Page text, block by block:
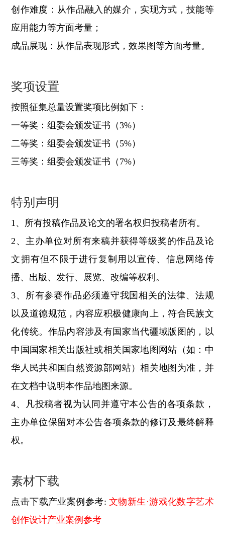
创作难度：从作品融入的媒介，实现方式，技能等
应用能力等方面考量；
成品展现：从作品表现形式，效果图等方面考量。
奖项设置
按照征集总量设置奖项比例如下：
一等奖：组委会颁发证书（3%）
二等奖：组委会颁发证书（5%）
三等奖：组委会颁发证书（7%）
特别声明
1、所有投稿作品及论文的署名权归投稿者所有。
2、主办单位对所有来稿并获得等级奖的作品及论
文拥有但不限于进行复制用以宣传、信息网络传
播、出版、发行、展览、改编等权利。
3、所有参赛作品必须遵守我国相关的法律、法规
以及道德规范，内容应积极健康向上，符合民族文
化传统。作品内容涉及有国家当代疆域版图的，以
中国国家相关出版社或相关国家地图网站（如：中
华人民共和国自然资源部网站）相关地图为准，并
在文档中说明本作品地图来源。
4、凡投稿者视为认同并遵守本公告的各项条款，
主办单位保留对本公告各项条款的修订及最终解释
权。
素材下载
点击下载产业案例参考: 文物新生·游戏化数字艺术
创作设计产业案例参考